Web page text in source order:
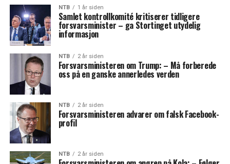
NTB 1 år siden
Samlet kontrollkomité kritiserer tidligere
forsvarsminister – ga Stortinget utydelig
informasjon
NTB 2 år siden
Forsvarsministeren om Trump: – Må forberede
oss på en ganske annerledes verden
NTB 2 år siden
Forsvarsministeren advarer om falsk Facebook-
profil
NTB 2 år siden